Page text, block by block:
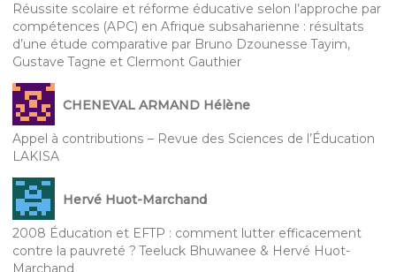
Réussite scolaire et réforme éducative selon l’approche par
compétences (APC) en Afrique subsaharienne : résultats
d’une étude comparative par Bruno Dzounesse Tayim,
Gustave Tagne et Clermont Gauthier
CHENEVAL ARMAND Hélène
Appel à contributions – Revue des Sciences de l’Éducation
LAKISA
Hervé Huot-Marchand
2008 Éducation et EFTP : comment lutter efficacement
contre la pauvreté ? Teeluck Bhuwanee & Hervé Huot-
Marchand